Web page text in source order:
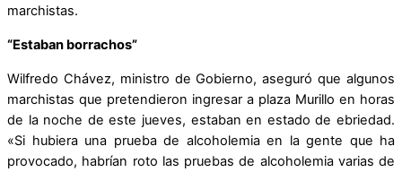
marchistas.
“Estaban borrachos”
Wilfredo Chávez, ministro de Gobierno, aseguró que algunos
marchistas que pretendieron ingresar a plaza Murillo en horas
de la noche de este jueves, estaban en estado de ebriedad.
«Si hubiera una prueba de alcoholemia en la gente que ha
provocado, habrían roto las pruebas de alcoholemia varias de